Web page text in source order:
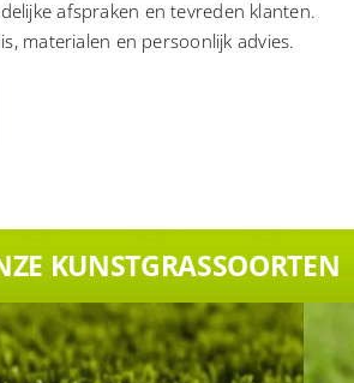
afspraken en tevreden klanten.
materialen en persoonlijk advies.
KUNSTGRASSOORTEN